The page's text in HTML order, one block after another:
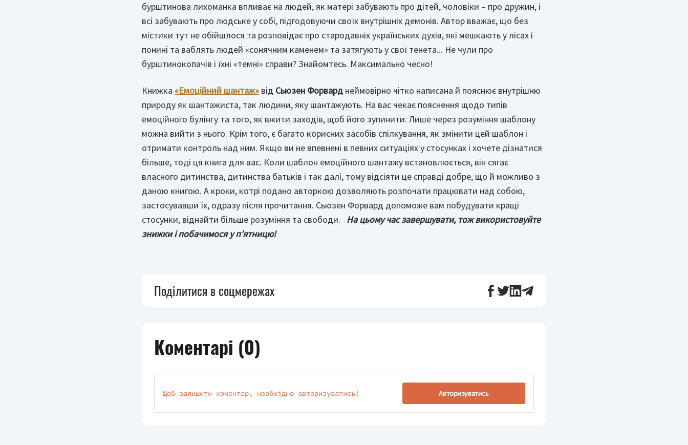
бурштинова лихоманка впливає на людей, як матері забувають про дітей, чоловіки – про дружин, і
всі забувають про людське у собі, підгодовуючи своїх внутрішніх демонів. Автор вважає, що без
містики тут не обійшлося та розповідає про стародавніх українських духів, які мешкають у лісах і
понині та ваблять людей «сонячним каменем» та затягують у свої тенета... Не чули про
бурштинокопачів і їхні «темні» справи? Знайомтесь. Максимально чесно!
Книжка «Емоційний шантаж» від Сьюзен Форвард неймовірно чітко написана й пояснює внутрішню
природу як шантажиста, так людини, яку шантажують. На вас чекає пояснення щодо типів
емоційного булінгу та того, як вжити заходів, щоб його зупинити. Лише через розуміння шаблону
можна вийти з нього. Крім того, є багато корисних засобів спілкування, як змінити цей шаблон і
отримати контроль над ним. Якщо ви не впевнені в певних ситуаціях у стосунках і хочете дізнатися
більше, тоді ця книга для вас. Коли шаблон емоційного шантажу встановлюється, він сягає
власного дитинства, дитинства батьків і так далі, тому відсіяти це справді добре, що й можливо з
даною книгою. А кроки, котрі подано авторкою дозволяють розпочати працювати над собою,
застосувавши їх, одразу після прочитання. Сьюзен Форвард допоможе вам побудувати кращі
стосунки, віднайти більше розуміння та свободи. На цьому час завершувати, тож використовуйте
знижки і побачимося у п’ятницю!
Поділитися в соцмережах
Коментарі (0)
Щоб залишити коментар, необхідно авторизуватись! Авторизуватись